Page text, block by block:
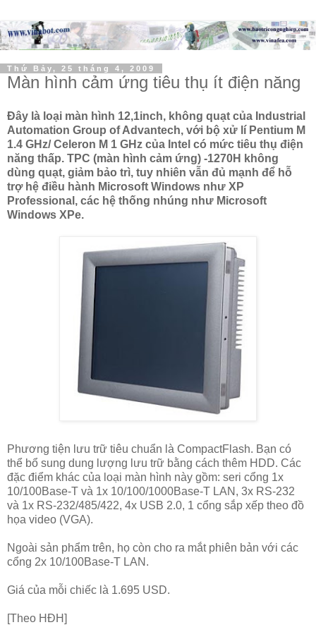
Thứ Bảy, 25 tháng 4, 2009
Màn hình cảm ứng tiêu thụ ít điện năng
Đây là loại màn hình 12,1inch, không quạt của Industrial
Automation Group of Advantech, với bộ xử lí Pentium M
1.4 GHz/ Celeron M 1 GHz của Intel có mức tiêu thụ điện
năng thấp. TPC (màn hình cảm ứng) -1270H không
dùng quạt, giảm bảo trì, tuy nhiên vẫn đủ mạnh để hỗ
trợ hệ điều hành Microsoft Windows như XP
Professional, các hệ thống nhúng như Microsoft
Windows XPe.
Phương tiện lưu trữ tiêu chuẩn là CompactFlash. Bạn có
thể bổ sung dung lượng lưu trữ bằng cách thêm HDD. Các
đặc điểm khác của loại màn hình này gồm: seri cổng 1x
10/100Base-T và 1x 10/100/1000Base-T LAN, 3x RS-232
và 1x RS-232/485/422, 4x USB 2.0, 1 cổng sắp xếp theo đồ
họa video (VGA).
Ngoài sản phẩm trên, họ còn cho ra mắt phiên bản với các
cổng 2x 10/100Base-T LAN.
Giá của mỗi chiếc là 1.695 USD.
[Theo HĐH]